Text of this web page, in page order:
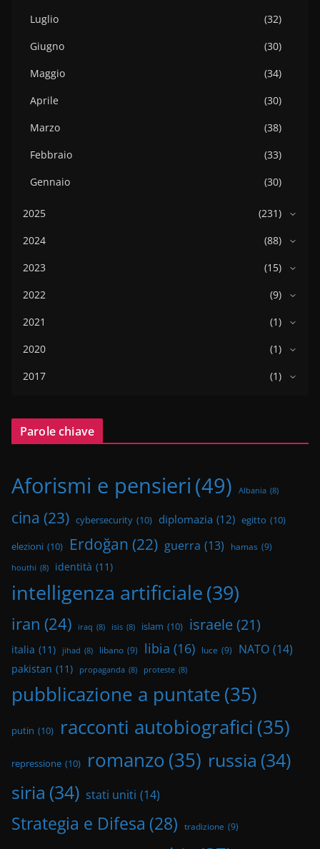
Luglio
(32)
Giugno
(30)
Maggio
(34)
Aprile
(30)
Marzo
(38)
Febbraio
(33)
Gennaio
(30)
2025
(231)
2024
(88)
2023
(15)
2022
(9)
2021
(1)
2020
(1)
2017
(1)
Parole chiave
Aforismi e pensieri (49) Albania (8)
cina (23) cybersecurity (10) diplomazia (12) egitto (10)
elezioni (10) Erdoğan (22) guerra (13) hamas (9)
houthi (8) identità (11)
intelligenza artificiale(39)
iran (24) iraq (8) isis (8) islam (10) israele(21)
italia (11) jihad (8) libano (9) libia (16) luce (9) NATO (14)
pakistan (11) propaganda (8) proteste (8)
pubblicazione a puntate(35)
putin (10) racconti autobiografici (35)
repressione (10) romanzo(35) russia (34)
siria (34) stati uniti (14)
Strategia e Difesa (28) tradizione (9)